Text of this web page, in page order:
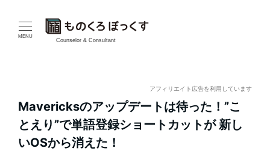
MENU
Counselor & Consultant
アフィリエイト広告を利用しています
Mavericksのアップデートは待った！”こ
とえり”で単語登録ショートカットが 新し
いOSから消えた！